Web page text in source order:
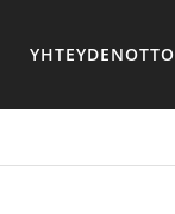
YHTEYDENOTTO